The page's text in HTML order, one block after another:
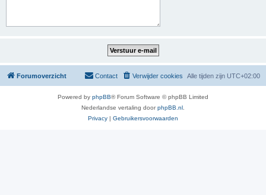
Forumoverzicht Alle tijden zijn UTC+02:00
Verwijder cookies
Contact
Powered by phpBB® Forum Software © phpBB Limited
Nederlandse vertaling doorphpBB.nl
Privacy | Gebruikersvoorwaarden